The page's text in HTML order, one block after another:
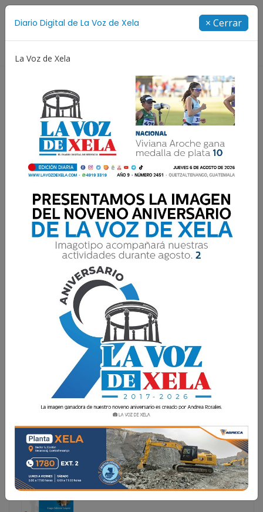
Diario Digital de La Voz de Xela × Cerrar
La Voz de Xela
Resultados para:Diego Armando Maradona
DOS GUATEMALTECOS LLEVAN EL NOMBRE DE
DIEGO ARMANDO MARADONA
En medio de la emoción por el inicio del Mundial 2026, el
Registro Nacional de las Personas (Renap) comparte una
curiosa estadística relacionada con uno de los futbolistas
más emblemáticos de la historia: Diego Armando Mar
En medio de la emoción por el inicio del Mundial 2026,
el Registro Nacional de las Personas (Renap)
comparte una curiosa estadística relacionada con uno
de los futbolistas más emblemáticos de la historia:
Diego Armando Mar...